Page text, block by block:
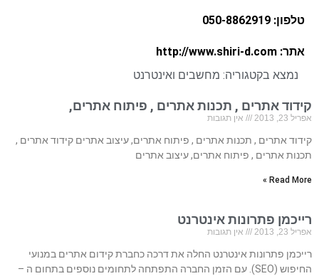
טלפון: 050-8862919
אתר: http://www.shiri-d.com
נמצא בקטגוריה: מחשבים ואינטרנט
קידוד אתרים , תכנות אתרים , פיתוח אתרים,
אפריל 23, 2013 אין תגובות
קידוד אתרים , תכנות אתרים , פיתוח אתרים, עיצוב אתרים קידוד אתרים ,
תכנות אתרים , פיתוח אתרים, עיצוב אתרים
Read More »
רייכמן פתרונות אינטרנט
אפריל 23, 2013 אין תגובות
רייכמן פתרונות אינטרנט החלה את דרכה כחברת קידום אתרים במנועי
החיפוש (SEO). עם הזמן החברה התפתחה לתחומים נוספים בתחום ה –